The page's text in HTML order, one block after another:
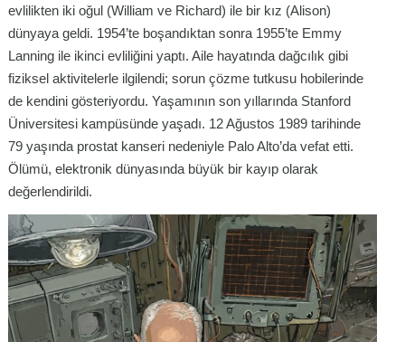
evlilikten iki oğul (William ve Richard) ile bir kız (Alison)
dünyaya geldi. 1954’te boşandıktan sonra 1955’te Emmy
Lanning ile ikinci evliliğini yaptı. Aile hayatında dağcılık gibi
fiziksel aktivitelerle ilgilendi; sorun çözme tutkusu hobilerinde
de kendini gösteriyordu. Yaşamının son yıllarında Stanford
Üniversitesi kampüsünde yaşadı. 12 Ağustos 1989 tarihinde
79 yaşında prostat kanseri nedeniyle Palo Alto’da vefat etti.
Ölümü, elektronik dünyasında büyük bir kayıp olarak
değerlendirildi.